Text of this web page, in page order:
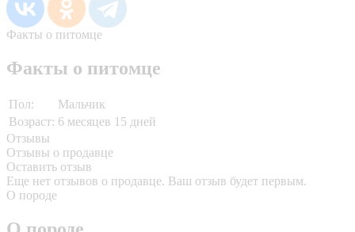
Факты о питомце
Факты о питомце
Пол:
Мальчик
Возраст: 6 месяцев 15 дней
Отзывы
Отзывы о продавце
Оставить отзыв
Еще нет отзывов о продавце. Ваш отзыв будет первым.
О породе